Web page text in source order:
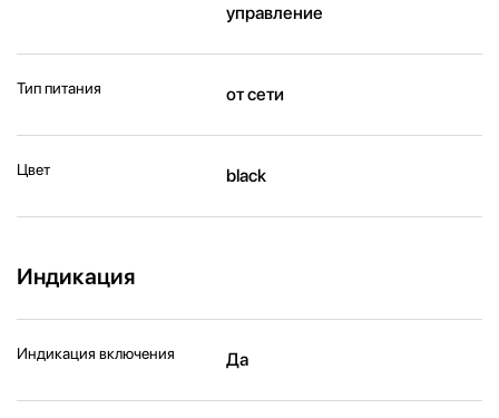
управление
Тип питания от сети
Цвет black
Индикация
Индикация включения Да